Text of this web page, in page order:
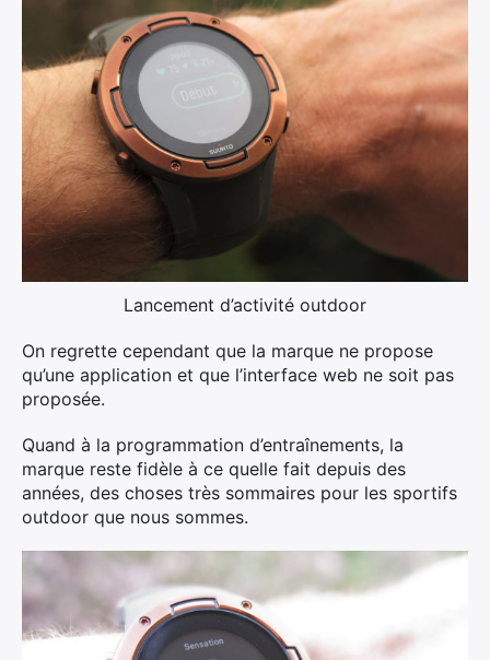
Lancement d’activité outdoor
On regrette cependant que la marque ne propose
qu’une application et que l’interface web ne soit pas
proposée.
Quand à la programmation d’entraînements, la
marque reste fidèle à ce quelle fait depuis des
années, des choses très sommaires pour les sportifs
outdoor que nous sommes.